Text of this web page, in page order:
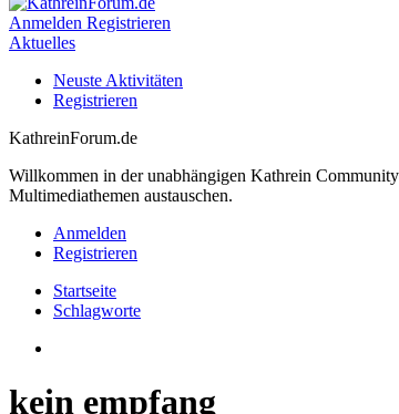
Anmelden Registrieren
Aktuelles
Neuste Aktivitäten
Registrieren
KathreinForum.de
Willkommen in der unabhängigen Kathrein
Multimediathemen austauschen.
Anmelden
Registrieren
Startseite
Schlagworte
kein empfang